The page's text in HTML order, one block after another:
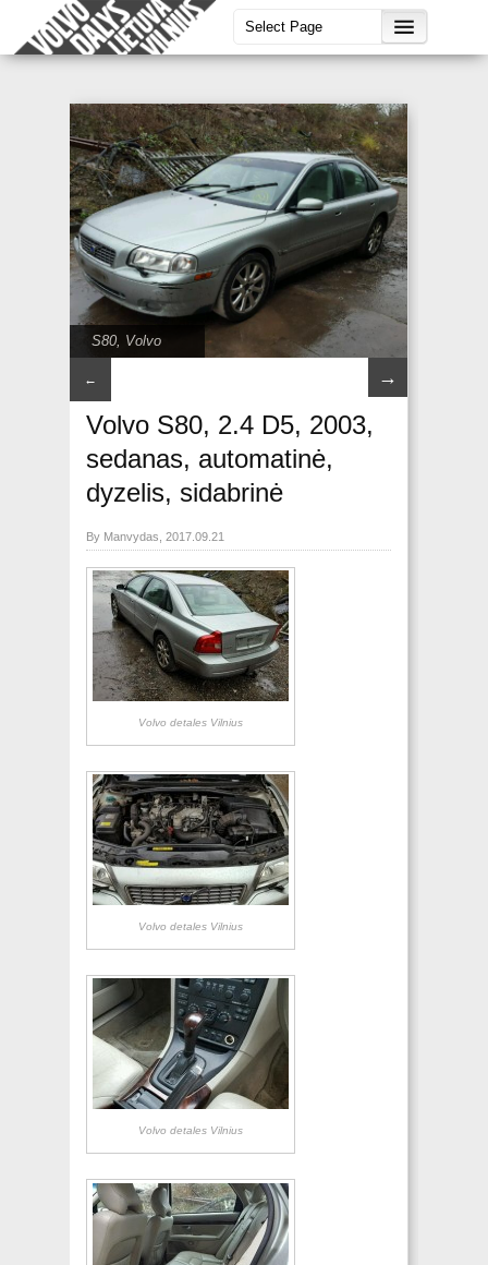
S80 Volvo
← →
Volvo S80, 2.4 D5, 2003,
sedanas, automatinė,
dyzelis, sidabrinė
By Manvydas, 2017.09.21
Volvo detales Vilnius
Volvo detales Vilnius
Volvo detales Vilnius